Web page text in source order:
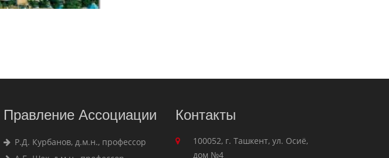
Правление Ассоциации
Р.Д. Курбанов, д.м.н., профессор
Контакты
100052, г. Ташкент, ул. Осиё,
дом №4